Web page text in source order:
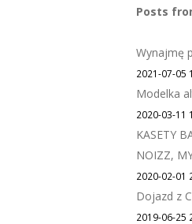
Posts
Wynajmę
2021-07-05
Modelka
2020-03-11
KASETY
NOIZZ,
2020-02-01
Dojazd z
2019-06-25